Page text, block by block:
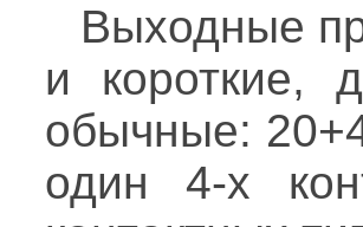
Выходные
и короткие,
обычные:
один 4-х